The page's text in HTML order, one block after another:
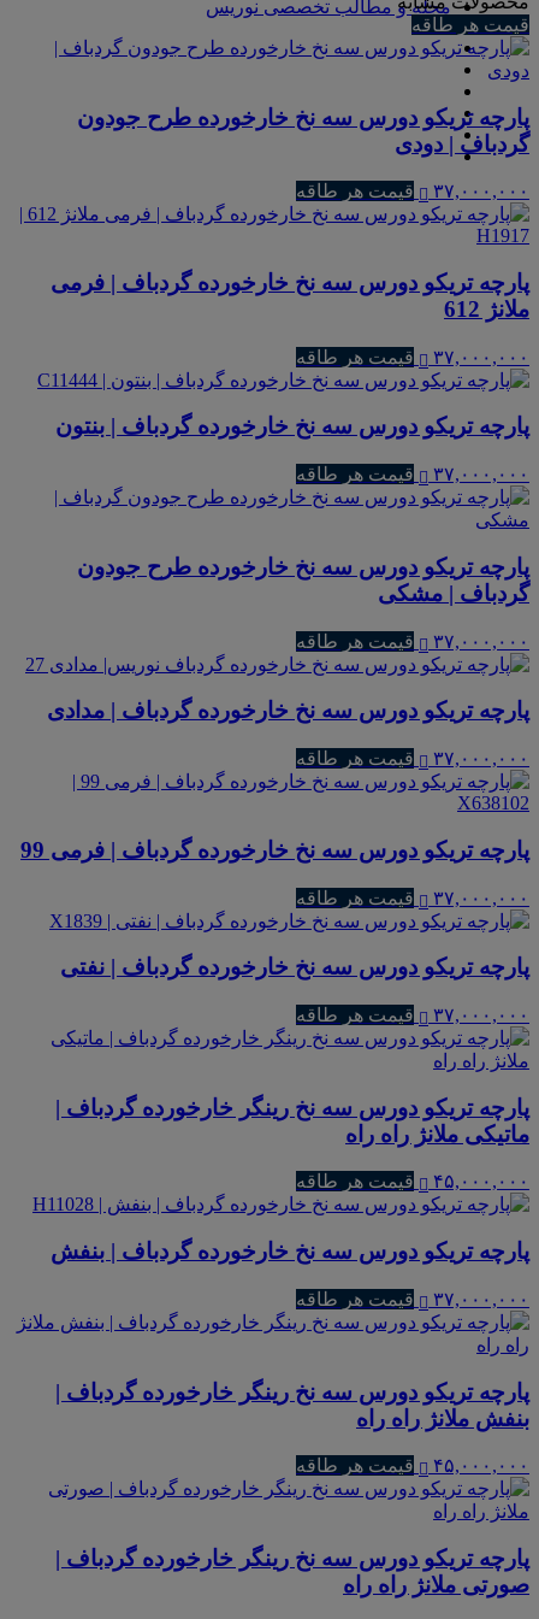
مجله و مطالب تخصصی نوریس
قیمت هر طاقه
پارچه تریکو دورس سه نخ خارخورده طرح جودون
گردباف | دودی
۳۷,۰۰۰,۰۰۰ قیمت هر طاقه
پارچه تریکو دورس سه نخ خارخورده گردباف | فرمی
ملانژ 612
۳۷,۰۰۰,۰۰۰ قیمت هر طاقه
پارچه تریکو دورس سه نخ خارخورده گردباف | بنتون
۳۷,۰۰۰,۰۰۰ قیمت هر طاقه
پارچه تریکو دورس سه نخ خارخورده طرح جودون
گردباف | مشکی
۳۷,۰۰۰,۰۰۰ قیمت هر طاقه
پارچه تریکو دورس سه نخ خارخورده گردباف | مدادی
۳۷,۰۰۰,۰۰۰ قیمت هر طاقه
پارچه تریکو دورس سه نخ خارخورده گردباف | فرمی 99
۳۷,۰۰۰,۰۰۰ قیمت هر طاقه
پارچه تریکو دورس سه نخ خارخورده گردباف | نفتی
۳۷,۰۰۰,۰۰۰ قیمت هر طاقه
پارچه تریکو دورس سه نخ رینگر خارخورده گردباف |
ماتیکی ملانژ راه راه
۴۵,۰۰۰,۰۰۰ قیمت هر طاقه
پارچه تریکو دورس سه نخ خارخورده گردباف | بنفش
۳۷,۰۰۰,۰۰۰ قیمت هر طاقه
پارچه تریکو دورس سه نخ رینگر خارخورده گردباف |
بنفش ملانژ راه راه
۴۵,۰۰۰,۰۰۰ قیمت هر طاقه
پارچه تریکو دورس سه نخ رینگر خارخورده گردباف |
صورتی ملانژ راه راه